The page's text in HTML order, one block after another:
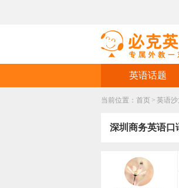
英语话题
当前位置： 首页 > 英语
深圳商务英语口